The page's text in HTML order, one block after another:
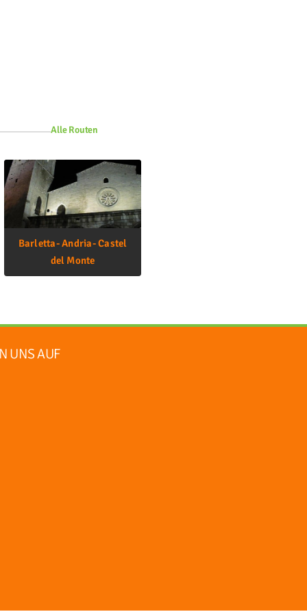
Alle Routen
Barletta- Andria- Castel
del Monte
UNS AUF